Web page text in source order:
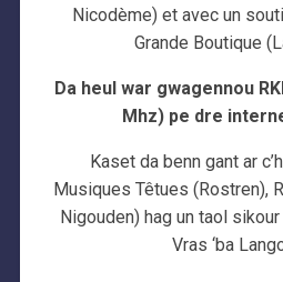
Nicodème) et avec un
Grande Boutique
Da heul war gwagennou
Mhz) pe dre
Kaset da benn gant ar
Musiques Têtues (Rostren),
Nigouden) hag un taol
Vras ‘ba